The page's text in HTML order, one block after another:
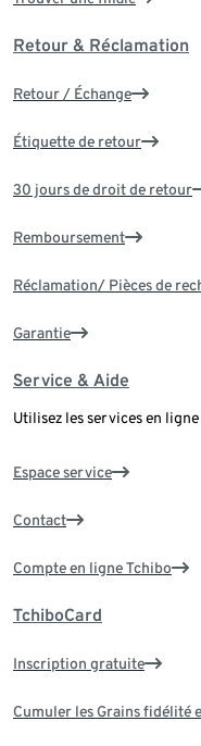
Retour & Réclamation
Retour / Échange
Étiquette de retour
30 jours de droit de retour
Remboursement
Réclamation/ Pièces de
Garantie
Service & Aide
Utilisez les services en
Espace service
Contact
Compte en ligne Tchibo
TchiboCard
Inscription gratuite
Cumuler les Grains fidélité